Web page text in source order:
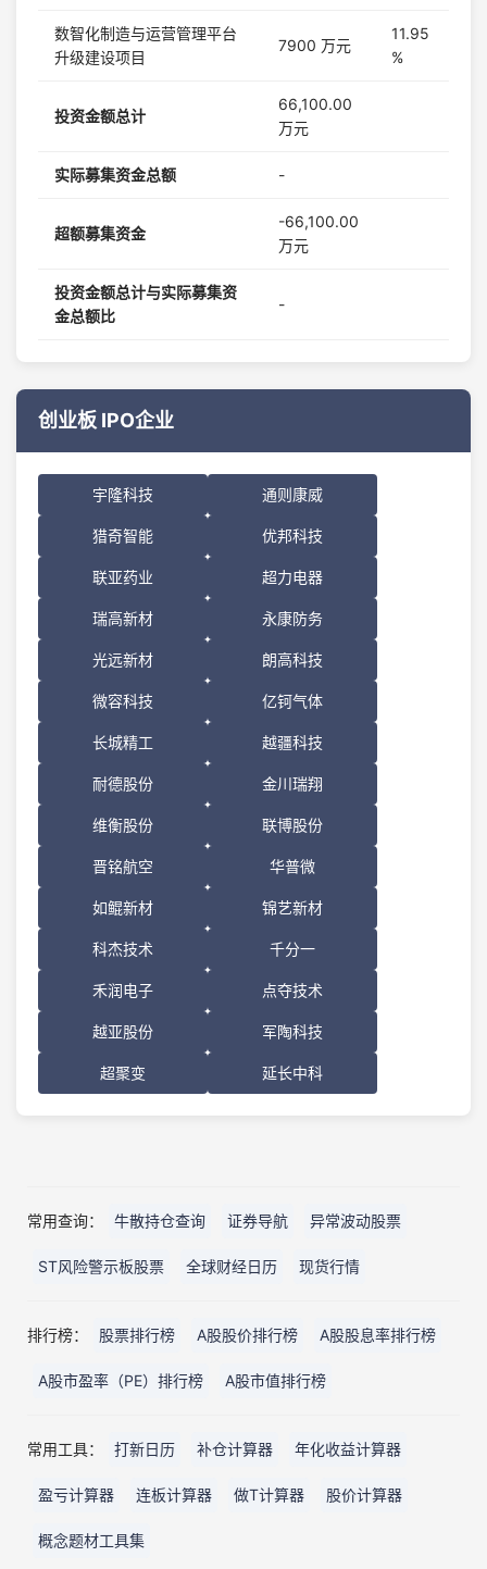
数智化制造与运营管理平台
升级建设项目
7900 万元
11.95
%
投资金额总计
66,100.00
万元
实际募集资金总额 -
超额募集资金
-66,100.00
万元
投资金额总计与实际募集资
金总额比
-
创业板 IPO企业
宇隆科技 通则康威
猎奇智能 优邦科技
联亚药业 超力电器
瑞高新材 永康防务
光远新材 朗高科技
微容科技 亿钶气体
长城精工 越疆科技
耐德股份 金川瑞翔
维衡股份 联博股份
晋铭航空 华普微
如鲲新材 锦艺新材
科杰技术 千分一
禾润电子 点夺技术
越亚股份 军陶科技
超聚变 延长中科
常用查询： 牛散持仓查询 证券导航 异常波动股票
ST风险警示板股票 全球财经日历 现货行情
排行榜： 股票排行榜 A股股价排行榜 A股股息率排行榜
A股市盈率（PE）排行榜 A股市值排行榜
常用工具： 打新日历 补仓计算器 年化收益计算器
盈亏计算器 连板计算器 做T计算器 股价计算器
概念题材工具集